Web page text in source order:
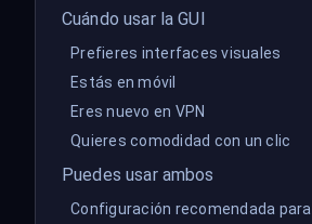
Cuándo usar la GUI
Prefieres interfaces visuales
Estás en móvil
Eres nuevo en VPN
Quieres comodidad con un clic
Puedes usar ambos
Configuración recomendada